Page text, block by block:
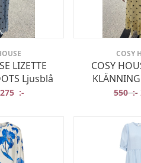
:-.
:-.
LIZETTE
Ljusblå
Det ursprungliga priset var: 550 :-.
275 :-Det nuvarande priset är:
COSY
COSY
550:-